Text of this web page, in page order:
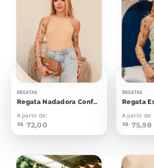
REGATAS
Regata Nadadora Confort Bolinhas Aplicação
A partir de:
R$ 72,00
REGATAS
A partir de:
R$ 75,98